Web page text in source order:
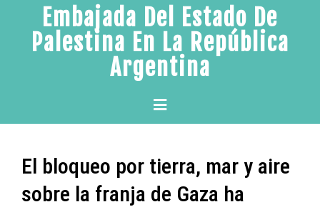
content
Embajada Del Estado De
Palestina En La República
Argentina
Primary
Menu
El bloqueo por tierra, mar y aire
sobre la franja de Gaza ha